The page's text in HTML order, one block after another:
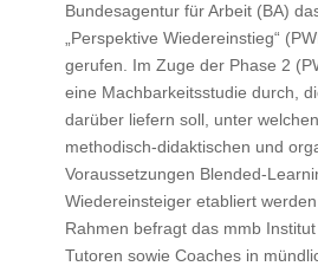
Bundesagentur für Arbeit (BA)
„Perspektive Wiedereinstieg“
gerufen. Im Zuge der Phase 2
eine Machbarkeitsstudie durch,
darüber liefern soll, unter
methodisch-didaktischen und
Voraussetzungen Blended-
Wiedereinsteiger etabliert
Rahmen befragt das mmb
Tutoren sowie Coaches in